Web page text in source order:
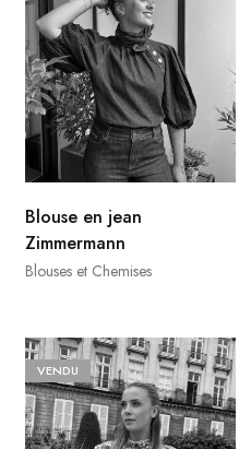
Blouses et Chemises
Blouse en jean
Zimmermann
VENDU